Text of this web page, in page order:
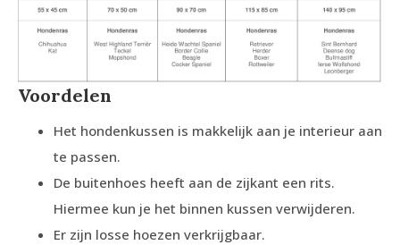
Voordelen
Het hondenkussen is makkelijk aan je interieur aan
te passen.
De buitenhoes heeft aan de zijkant een rits.
Hiermee kun je het binnen kussen verwijderen.
Er zijn losse hoezen verkrijgbaar.